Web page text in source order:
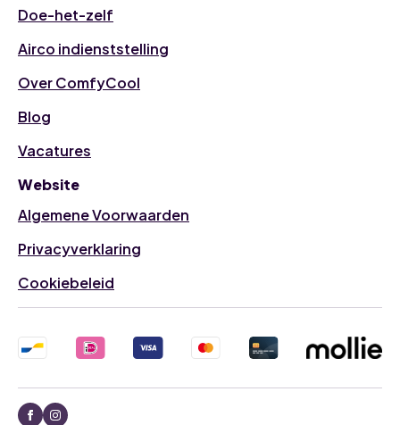
Doe-het-zelf
Airco indienststelling
Over ComfyCool
Blog
Vacatures
Website
Algemene Voorwaarden
Privacyverklaring
Cookiebeleid